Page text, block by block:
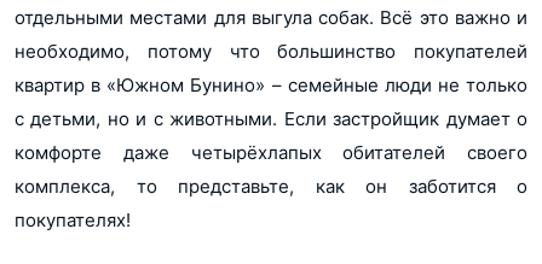
отдельными местами для выгула собак. Всё это важно и
необходимо, потому что большинство покупателей
квартир в «Южном Бунино» – семейные люди не только
с детьми, но и с животными. Если застройщик думает о
комфорте даже четырёхлапых обитателей своего
комплекса, то представьте, как он заботится о
покупателях!